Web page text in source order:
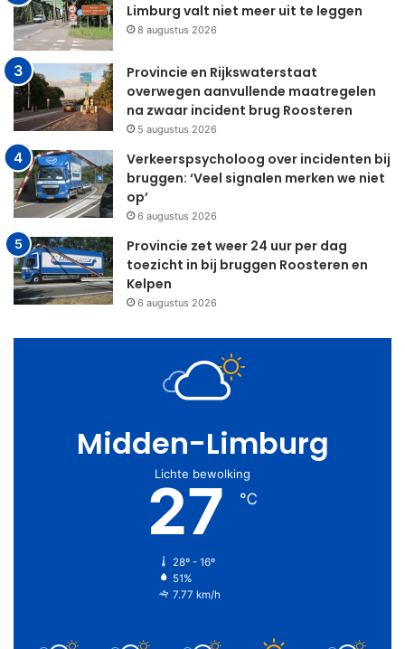
Limburg valt niet meer uit te leggen
8 augustus 2026
Provincie en Rijkswaterstaat
overwegen aanvullende maatregelen
na zwaar incident brug Roosteren
5 augustus 2026
Verkeerspsycholoog over incidenten bij
bruggen: ‘Veel signalen merken we niet
op’
6 augustus 2026
Provincie zet weer 24 uur per dag
toezicht in bij bruggen Roosteren en
Kelpen
6 augustus 2026
Midden-Limburg
Lichte bewolking
27 ℃
28º - 16º
51%
7.77 km/h